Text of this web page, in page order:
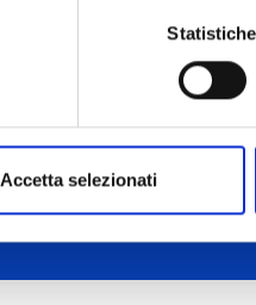
Statistiche
Accetta selezionati